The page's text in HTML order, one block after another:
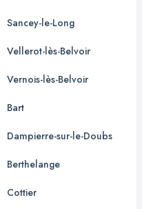
Sancey-le-Long
Vellerot-lès-Belvoir
Vernois-lès-Belvoir
Bart
Dampierre-sur-le-Doubs
Berthelange
Cottier